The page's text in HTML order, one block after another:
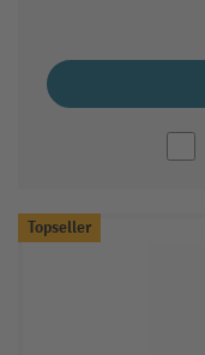
Topseller